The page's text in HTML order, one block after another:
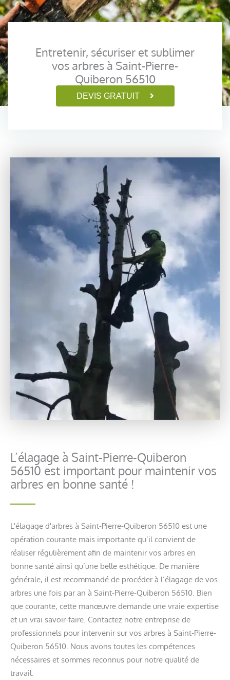
Entretenir, sécuriser et sublimer
vos arbres à Saint-Pierre-
Quiberon 56510
DEVIS GRATUIT
L’élagage à Saint-Pierre-Quiberon
56510 est important pour maintenir vos
arbres en bonne santé !
L'élagage d'arbres à Saint-Pierre-Quiberon 56510 est une
opération courante mais importante qu’il convient de
réaliser régulièrement afin de maintenir vos arbres en
bonne santé ainsi qu’une belle esthétique. De manière
générale, il est recommandé de procéder à l’élagage de vos
arbres une fois par an à Saint-Pierre-Quiberon 56510. Bien
que courante, cette manœuvre demande une vraie expertise
et un vrai savoir-faire. Contactez notre entreprise de
professionnels pour intervenir sur vos arbres à Saint-Pierre-
Quiberon 56510. Nous avons toutes les compétences
nécessaires et sommes reconnus pour notre qualité de
travail.